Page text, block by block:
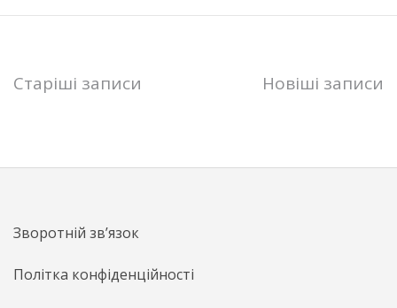
Навігація
Старіші записи Новіші записи
Зворотній зв’язок
Політка конфіденційності